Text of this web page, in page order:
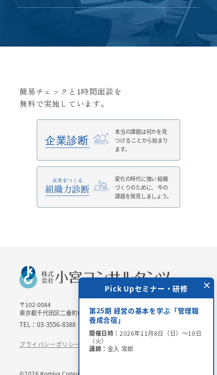
×
ミナー・研修
チャリティー講演会
・オンライン配
8月28日（金）15：00
Pick Upセミナー・研修
第25期 経営の基本を学ぶ「管理職
養成合宿」
開催日時： 2026年11月8日（日）～10日
（火）
講師： 金入 常郎
簡易チェックと1時間面談を
無料で実施しています。
本当の課題は何かを見
つける ことから始まり
ます。
変化の時代に強い組織
づくりのために、
今の
課題を発見しましょう。
〒102-0084
東京都千代田区二番町6-3 二番町三協ビル3Ｆ
TEL：03-3556-8388 / FAX：03-3556-8389
プライバシーポリシー 特定商取引法に基づく表記